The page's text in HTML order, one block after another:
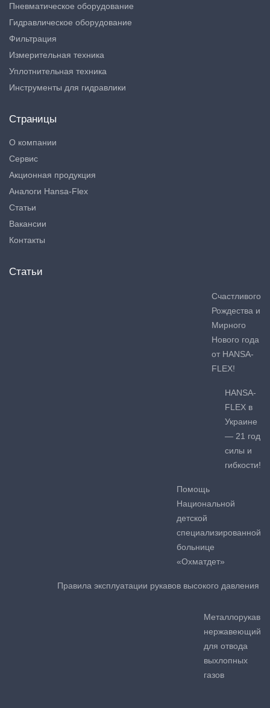
Пневматическое оборудование
Гидравлическое оборудование
Фильтрация
Измерительная техника
Уплотнительная техника
Инструменты для гидравлики
Страницы
О компании
Сервис
Акционная продукция
Аналоги Hansa-Flex
Статьи
Вакансии
Контакты
Статьи
Счастливого
Рождества и
Мирного
Нового года
от HANSA-
FLEX!
HANSA-
FLEX в
Украине
— 21 год
силы и
гибкости!
Помощь
Национальной
детской
специализированной
больнице
«Охматдет»
Правила эксплуатации рукавов высокого давления
Металлорукав
нержавеющий
для отвода
выхлопных
газов